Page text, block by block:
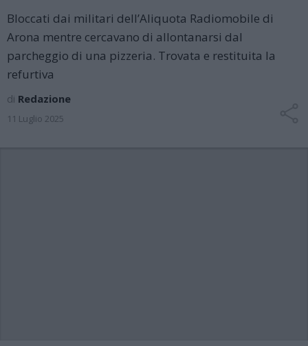
Bloccati dai militari dell’Aliquota Radiomobile di
Arona mentre cercavano di allontanarsi dal
parcheggio di una pizzeria. Trovata e restituita la
refurtiva
di Redazione
11 Luglio 2025